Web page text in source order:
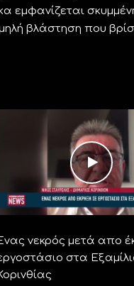
εμφανίζεται
βλάστηση που
νεκρός μετά απο
στα